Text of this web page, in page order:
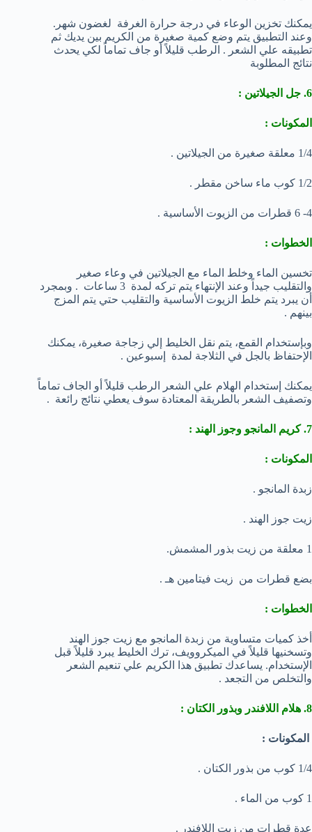
يمكنك تخزين الوعاء في درجة حرارة الغرفة لغضون شهر.
وعند التطبيق يتم وضع كمية صغيرة من الكريم بين يديك ثم
تطبيقه علي الشعر . الرطب قليلاً أو جاف تماماً لكي يحدث
نتائج المطلوبة
6. جل الجيلاتين :
المكونات :
1/4 معلقة صغيرة من الجيلاتين .
1/2 كوب ماء ساخن مقطر .
4- 6 قطرات من الزيوت الأساسية .
الخطوات :
تخسين الماء وخلط الماء مع الجيلاتين في وعاء صغير
والتقليب جيداً وعند الإنتهاء يتم تركه لمدة 3 ساعات . وبمجرد
أن يبرد يتم خلط الزيوت الأساسية والتقليب حتي يتم المزج
بينهم .
وبإستخدام القمع، يتم نقل الخليط إلي زجاجة صغيرة، يمكنك
الإحتفاظ بالجل في الثلاجة لمدة إسبوعين .
يمكنك إستخدام الهلام علي الشعر الرطب قليلاً أو الجاف تماماً
وتصفيف الشعر بالطريقة المعتادة سوف يعطي نتائج رائعة .
7. كريم المانجو وجوز الهند :
المكونات :
زبدة المانجو .
زيت جوز الهند .
1 معلقة من زيت بذور المشمش.
بضع قطرات من زيت فيتامين هـ .
الخطوات :
أخذ كميات متساوية من زبدة المانجو مع زيت جوز الهند
وتسخنيها قليلاً في الميكروويف، ترك الخليط يبرد قليلاً قبل
الإستخدام. يساعدك تطبيق هذا الكريم علي تنعيم الشعر
والتخلص من التجعد .
8. هلام اللافندر وبذور الكتان :
المكونات :
1/4 كوب من بذور الكتان .
1 كوب من الماء .
عدة قطرات من زيت اللافندر .